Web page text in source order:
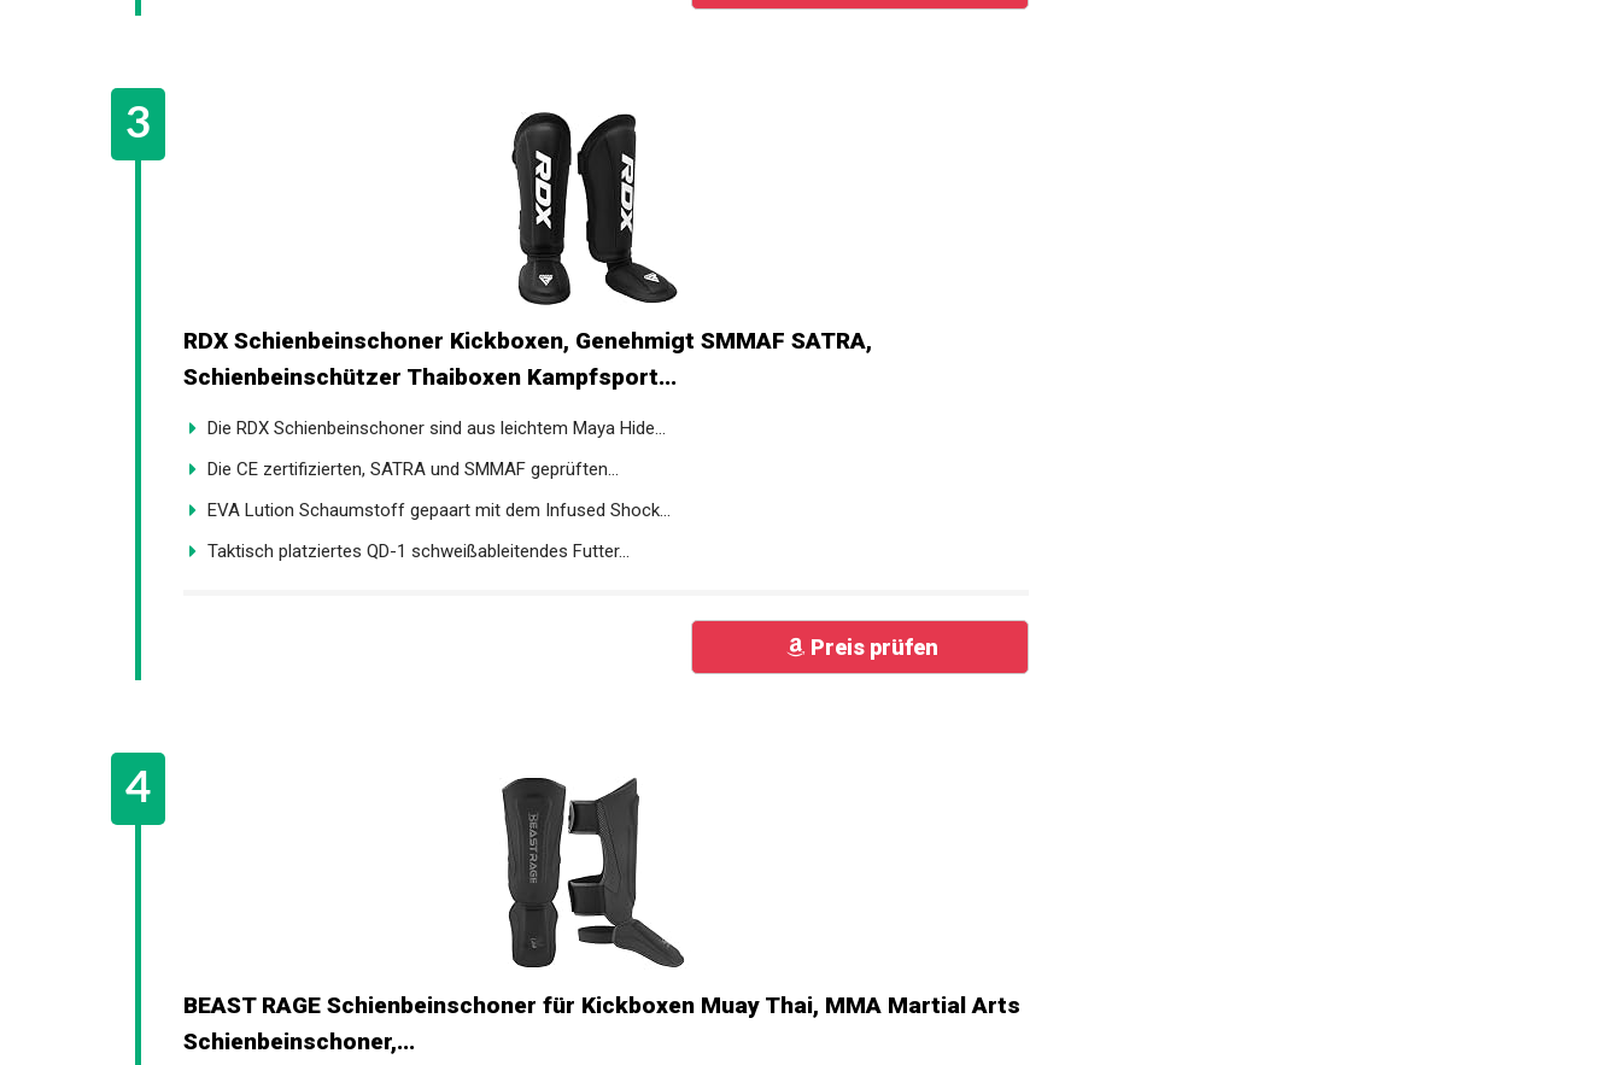
RDX Schienbeinschoner Kickboxen, Genehmigt SMMAF SATRA,
Schienbeinschützer Thaiboxen Kampfsport...
Die RDX Schienbeinschoner sind aus leichtem Maya Hide...
Die CE zertifizierten, SATRA und SMMAF geprüften...
EVA Lution Schaumstoff gepaart mit dem Infused Shock...
Taktisch platziertes QD-1 schweißableitendes Futter...
Preis prüfen
BEAST RAGE Schienbeinschoner für Kickboxen Muay Thai, MMA Martial
Arts Schienbeinschoner,...